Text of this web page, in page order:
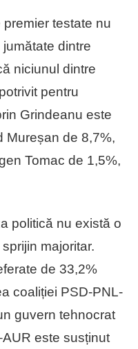
testate nu
dintre
niciunul dintre
pentru
Grindeanu este
Mureșan de 8,7%,
Tomac de 1,5%,
politică nu există o
majoritar.
de 33,2%
coaliției PSD-PNL-
guvern tehnocrat
este susținut